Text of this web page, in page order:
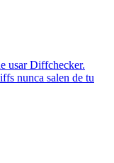
usar Diffchecker.
nunca salen de tu